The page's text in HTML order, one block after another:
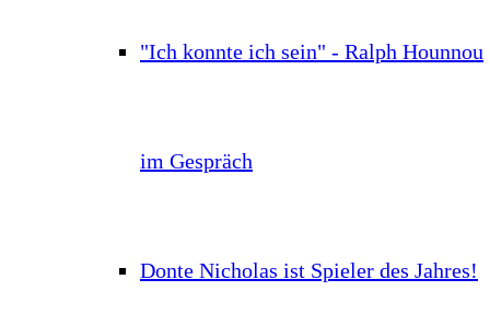
"Ich konnte ich sein" - Ralph Hounnou
im Gespräch
Donte Nicholas ist Spieler des Jahres!